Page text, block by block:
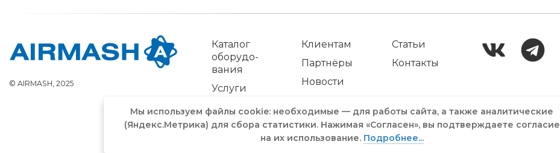
© AIRMASH, 2025
Каталог
обо­рудо­
вания
Услуги
Клиентам
Партнёры
Новости
Статьи
Контакты
Мы используем файлы cookie: необходимые — для работы сайта, а также аналитические
(Яндекс.Метрика) для сбора статистики. Нажимая «Согласен», вы подтверждаете согласие
на их использование. Подробнее...